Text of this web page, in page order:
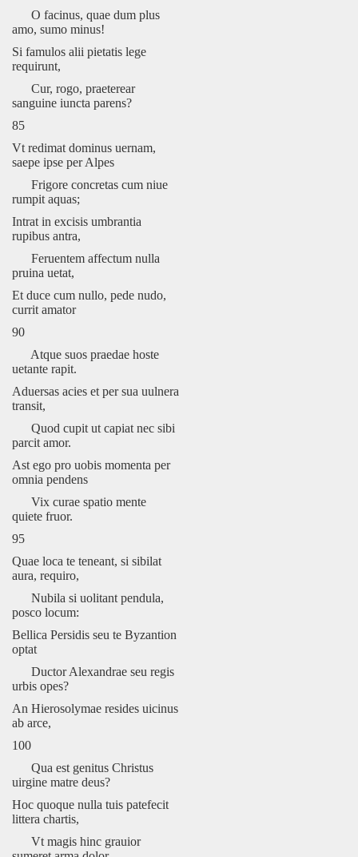
O facinus, quae dum plus
amo, sumo minus!
Si famulos alii pietatis lege
requirunt,
Cur, rogo, praeterear
sanguine iuncta parens?
85
Vt redimat dominus uernam,
saepe ipse per Alpes
Frigore concretas cum niue
rumpit aquas;
Intrat in excisis umbrantia
rupibus antra,
Feruentem affectum nulla
pruina uetat,
Et duce cum nullo, pede nudo,
currit amator
90
Atque suos praedae hoste
uetante rapit.
Aduersas acies et per sua uulnera
transit,
Quod cupit ut capiat nec sibi
parcit amor.
Ast ego pro uobis momenta per
omnia pendens
Vix curae spatio mente
quiete fruor.
95
Quae loca te teneant, si sibilat
aura, requiro,
Nubila si uolitant pendula,
posco locum:
Bellica Persidis seu te Byzantion
optat
Ductor Alexandrae seu regis
urbis opes?
An Hierosolymae resides uicinus
ab arce,
100
Qua est genitus Christus
uirgine matre deus?
Hoc quoque nulla tuis patefecit
littera chartis,
Vt magis hinc grauior